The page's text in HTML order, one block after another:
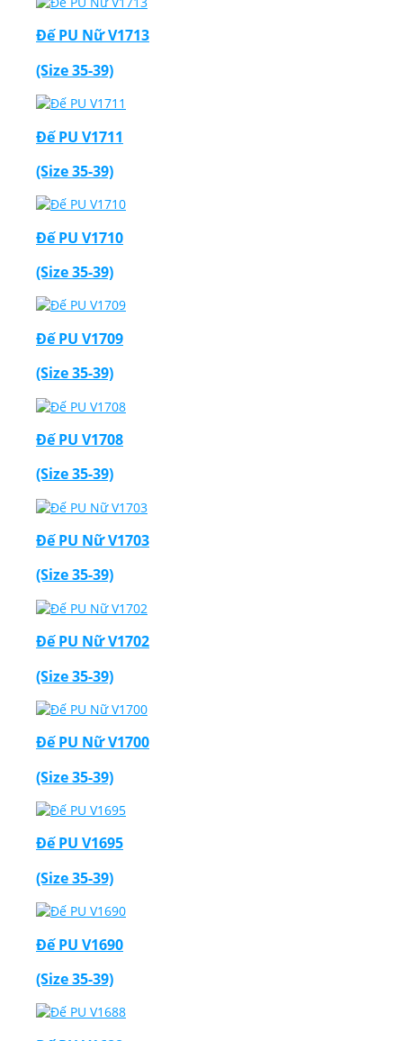
Đế PU Nữ V1713
(Size 35-39)
Đế PU V1711
(Size 35-39)
Đế PU V1710
(Size 35-39)
Đế PU V1709
(Size 35-39)
Đế PU V1708
(Size 35-39)
Đế PU Nữ V1703
(Size 35-39)
Đế PU Nữ V1702
(Size 35-39)
Đế PU Nữ V1700
(Size 35-39)
Đế PU V1695
(Size 35-39)
Đế PU V1690
(Size 35-39)